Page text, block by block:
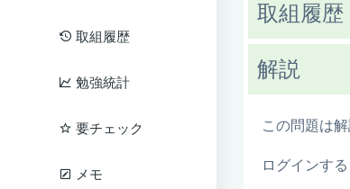
取組履歴
勉強統計
要チェック
メモ
取組履歴
解説
この問題は
ログインす